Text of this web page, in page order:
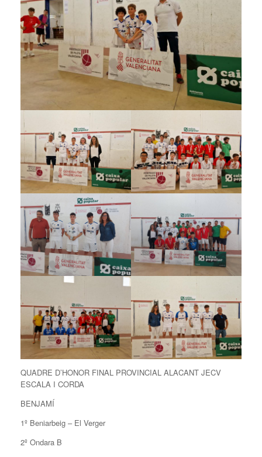
QUADRE D’HONOR FINAL PROVINCIAL ALACANT JECV
ESCALA I CORDA
BENJAMÍ
1º Beniarbeig – El Verger
2º Ondara B